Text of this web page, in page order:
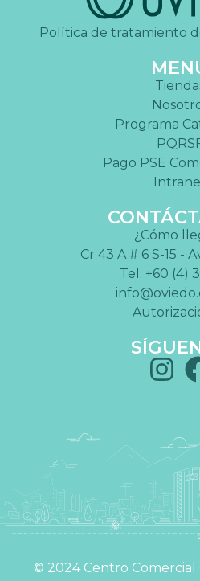
Política de tratamiento
Programa
Pago PSE
¿Cómo
Cr 43 A # 6 S-15 -
Tel: +60 (4)
©️ 2024 Centro Comercial